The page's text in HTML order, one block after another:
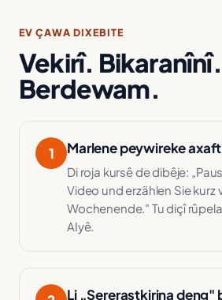
EV ÇAWA DIXEBITE
Vekirî. Bikaranînî.
Berdewam.
1 Marlene peywireke
Di roja kursê de dibêje:
Video und erzählen Sie kurz
Wochenende." Tu diçî
AIyê.
Li „Sererastkirina deng"